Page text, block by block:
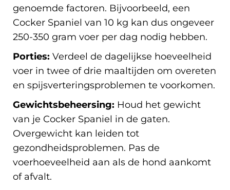
genoemde factoren. Bijvoorbeeld, een
Cocker Spaniel van 10 kg kan dus ongeveer
250-350 gram voer per dag nodig hebben.
Porties: Verdeel de dagelijkse hoeveelheid
voer in twee of drie maaltijden om overeten
en spijsverteringsproblemen te voorkomen.
Gewichtsbeheersing: Houd het gewicht
van je Cocker Spaniel in de gaten.
Overgewicht kan leiden tot
gezondheidsproblemen. Pas de
voerhoeveelheid aan als de hond aankomt
of afvalt.